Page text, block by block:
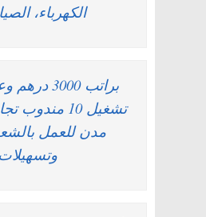
الكهرباء،
براتب 3000
تشغيل 10
مدن للعمل
وتسهيلات